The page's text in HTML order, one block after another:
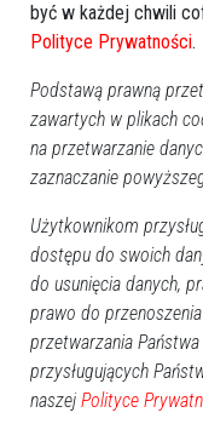
być w każdej chwili
Polityce Prywatności.
Podstawą prawną
zawartych w plikach
na przetwarzanie
zaznaczanie
Użytkownikom
dostępu do swoich
do usunięcia danych,
prawo do
przetwarzania
przysługujących
naszej Polityce